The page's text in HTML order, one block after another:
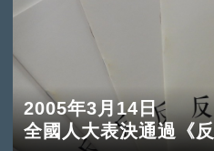
2005年3月14日
全國人大表決通過《